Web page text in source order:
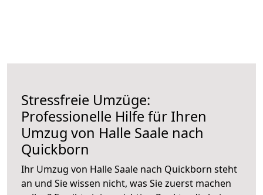
Stressfreie Umzüge:
Professionelle Hilfe für Ihren
Umzug von Halle Saale nach
Quickborn
Ihr Umzug von Halle Saale nach Quickborn steht
an und Sie wissen nicht, was Sie zuerst machen